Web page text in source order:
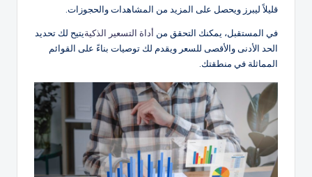
قليلاً ليبرز ويحصل على المزيد من المشاهدات والحجوزات.
في المستقبل، يمكنك التحقق من أداة التسعير الذكيةيتيح لك تحديد
الحد الأدنى والأقصى للسعر ويقدم لك توصيات بناءً على القوائم
المماثلة في منطقتك.